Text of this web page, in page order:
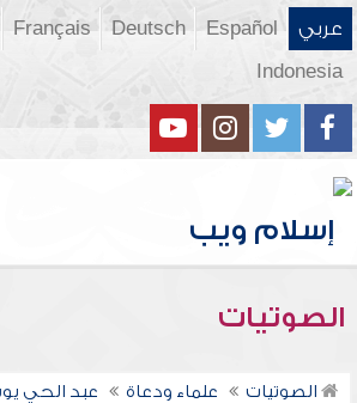
عربي Español
Deutsch
Français
Indonesia
الصوتيات
الصوتيات علماء ودعاة
عبد الحي